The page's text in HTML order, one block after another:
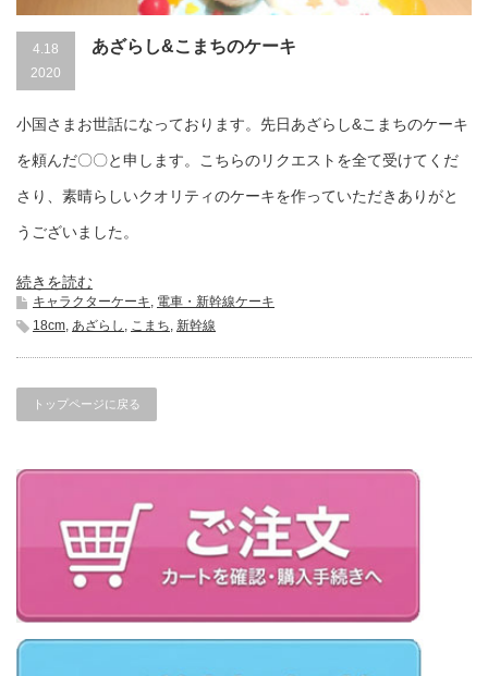
4.18
2020
あざらし&こまちのケーキ
小国さまお世話になっております。先日あざらし&こまちのケーキ
を頼んだ〇〇と申します。こちらのリクエストを全て受けてくだ
さり、素晴らしいクオリティのケーキを作っていただきありがと
うございました。
続きを読む
キャラクターケーキ, 電車・新幹線ケーキ
18cm, あざらし , こまち, 新幹線
トップページに戻る